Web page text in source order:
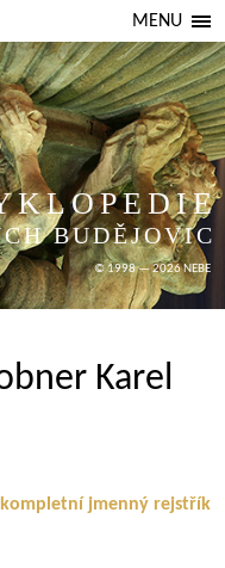
MENU
BUDĚJOVIC
© 1998 — 2026 NEBE
Karel
jmenný rejstřík